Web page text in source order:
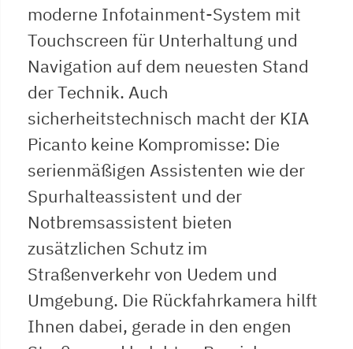
moderne Infotainment-System mit
Touchscreen für Unterhaltung und
Navigation auf dem neuesten Stand
der Technik. Auch
sicherheitstechnisch macht der KIA
Picanto keine Kompromisse: Die
serienmäßigen Assistenten wie der
Spurhalteassistent und der
Notbremsassistent bieten
zusätzlichen Schutz im
Straßenverkehr von Uedem und
Umgebung. Die Rückfahrkamera hilft
Ihnen dabei, gerade in den engen